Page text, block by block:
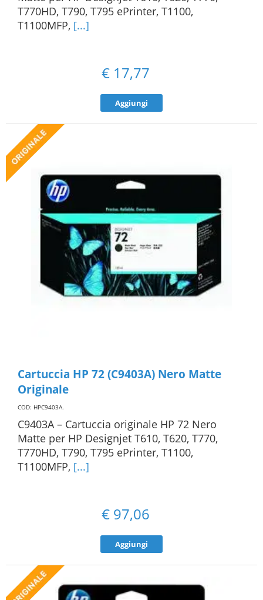
T770HD, T790, T795 ePrinter, T1100,
T1100MFP, [...]
€ 17,77
Aggiungi
Cartuccia HP 72 (C9403A) Nero Matte
Originale
COD: HPC9403A.
C9403A – Cartuccia originale HP 72 Nero
Matte per HP Designjet T610, T620, T770,
T770HD, T790, T795 ePrinter, T1100,
T1100MFP, [...]
€ 97,06
Aggiungi